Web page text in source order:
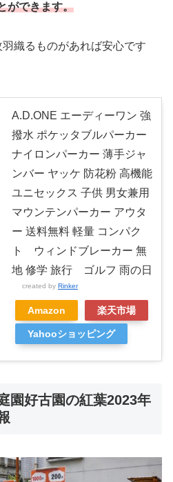
ができます。
織るものがあれば安心です
A.D.ONE エーディーワン 強
撥水 ポケッタブルパーカー
ナイロンパーカー 薄手ジャ
ンバー ヤッケ 防花粉 高機能
ユニセックス 子供 男女兼用
マウンテンパーカー アウタ
ー 送料無料 軽量 コンパク
ト ウィンドブレーカー 無
地 修学 旅行 ゴルフ 雨の日
created by Rinker
Amazon 楽天市場
Yahooショッピング
園好古園の紅葉2023年